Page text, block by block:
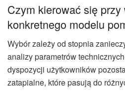
Czym kierować się przy
konkretnego modelu
Wybór zależy od stopnia
analizy parametrów
dyspozycji użytkowników
zatapialne, które pasują do